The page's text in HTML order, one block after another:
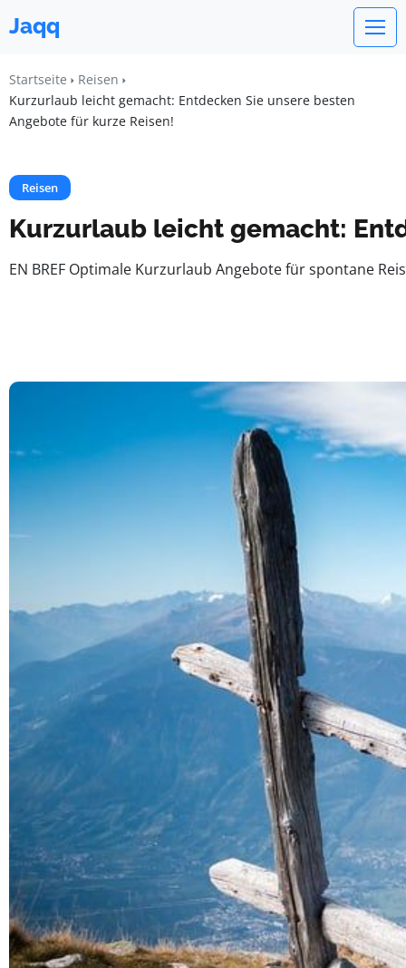
Jaqq
Startseite
Reisen
Kurzurlaub leicht gemacht: Entdecken Sie unsere besten
Angebote für kurze Reisen!
Reisen
Kurzurlaub leicht gemacht:
EN BREF Optimale Kurzurlaub Angebote für spontane